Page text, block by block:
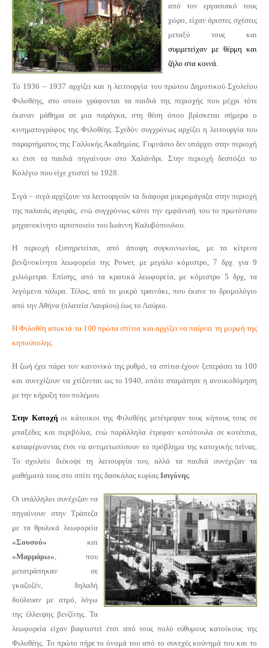
από τον εργασιακό τους
χώρο, είχαν άριστες σχέσεις
μεταξύ τους και
συμμετείχαν με θέρμη και
ζήλο στα κοινά.
Το 1936 – 1937 αρχίζει και η λειτουργία του πρώτου Δημοτικού Σχολείου
Φιλοθέης, στο οποίο γράφονται τα παιδιά της περιοχής που μέχρι τότε
έκαναν μάθημα σε μια παράγκα, στη θέση όπου βρίσκεται σήμερα ο
κινηματογράφος της Φιλοθέης. Σχεδόν συγχρόνως αρχίζει η λειτουργία του
παραρτήματος της Γαλλικής Ακαδημίας. Γυμνάσιο δεν υπάρχει στην περιοχή
κι έτσι τα παιδιά πηγαίνουν στο Χαλάνδρι. Στην περιοχή δεσπόζει το
Κολέγιο που είχε χτιστεί το 1928.
Σιγά – σιγά αρχίζουν να λειτουργούν τα διάφορα μικρομάγαζα στην περιοχή
της παλαιάς αγοράς, ενώ συγχρόνως κάνει την εμφάνισή του το πρωτότυπο
μηχανοκίνητο αρτοποιείο του Ιωάννη Καλυβόπουλου.
Η περιοχή εξυπηρετείται, από άποψη συγκοινωνίας, με τα κίτρινα
βενζινοκίνητα λεωφορεία της Pοwer, με μεγάλο κόμιστρο, 7 δρχ. για 9
χιλιόμετρα. Επίσης, από τα κρατικά λεωφορεία, με κόμιστρο 5 δρχ, τα
λεγόμενα τάλιρα. Τέλος, από το μικρό τραινάκι, που έκανε το δρομολόγιο
από την Αθήνα (πλατεία Λαυρίου) έως το Λαύριο.
Η Φιλοθέη αποκτά τα 100 πρώτα σπίτια και αρχίζει να παίρνει τη μορφή της
κηπούπολης.
Η ζωή έχει πάρει τον κανονικό της ρυθμό, τα σπίτια έχουν ξεπεράσει τα 100
και συνεχίζουν να χτίζονται ως το 1940, οπότε σταμάτησε η ανοικοδόμηση
με την κήρυξη του πολέμου.
Στην Κατοχή οι κάτοικοι της Φιλοθέης μετέτρεψαν τους κήπους τους σε
μπαξέδες και περιβόλια, ενώ παράλληλα έτρεφαν κοτόπουλα σε κοτέτσια,
καταφέρνοντας έτσι να αντιμετωπίσουν το πρόβλημα της κατοχικής πείνας.
Το σχολείο διέκοψε τη λειτουργία του, αλλά τα παιδιά συνέχιζαν τα
μαθήματά τους στο σπίτι της δασκάλας κυρίας Ισιγόνης.
Οι υπάλληλοι συνέχιζαν να
πηγαίνουν στην Τράπεζα
με τα θρυλικά λεωφορεία
«Σουσού» και
«Μαρμάρω» , που
μετατράπηκαν σε
γκαζοζέν, δηλαδή
δούλευαν με ατμό, λόγω
της έλλειψης βενζίνης. Τα
λεωφορεία είχαν βαφτιστεί έτσι από τους πολύ εύθυμους κατοίκους της
Φιλοθέης. Το πρώτο πήρε το όνομά του από το συνεχές κούνημά του και το